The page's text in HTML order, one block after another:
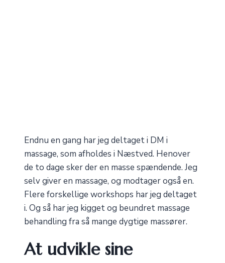
Endnu en gang har jeg deltaget i DM i
massage, som afholdes i Næstved. Henover
de to dage sker der en masse spændende. Jeg
selv giver en massage, og modtager også en.
Flere forskellige workshops har jeg deltaget
i. Og så har jeg kigget og beundret massage
behandling fra så mange dygtige massører.
At udvikle sine